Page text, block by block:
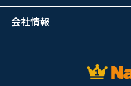
会社情報